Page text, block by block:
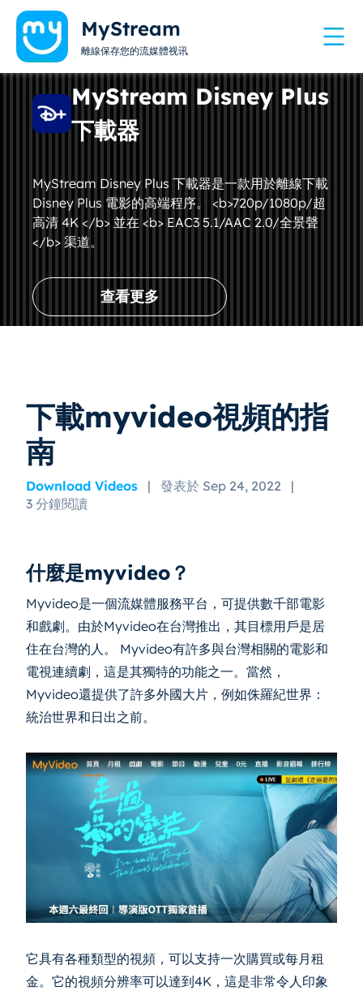
MyStream
離線保存您的流媒體视讯
MyStream Disney Plus
下載器
MyStream Disney Plus 下載器是一款用於離線下載
Disney Plus 電影的高端程序。 <b>720p/1080p/超
高清 4K </b> 並在 <b> EAC3 5.1/AAC 2.0/全景聲
</b> 渠道。
查看更多
下載myvideo視頻的指
南
Download Videos | 發表於 Sep 24, 2022
|
3 分鐘閱讀
什麼是myvideo？
Myvideo是一個流媒體服務平台，可提供數千部電影
和戲劇。由於Myvideo在台灣推出，其目標用戶是居
住在台灣的人。 Myvideo有許多與台灣相關的電影和
電視連續劇，這是其獨特的功能之一。當然，
Myvideo還提供了許多外國大片，例如侏羅紀世界：
統治世界和日出之前。
它具有各種類型的視頻，可以支持一次購買或每月租
金。它的視頻分辨率可以達到4K，這是非常令人印象